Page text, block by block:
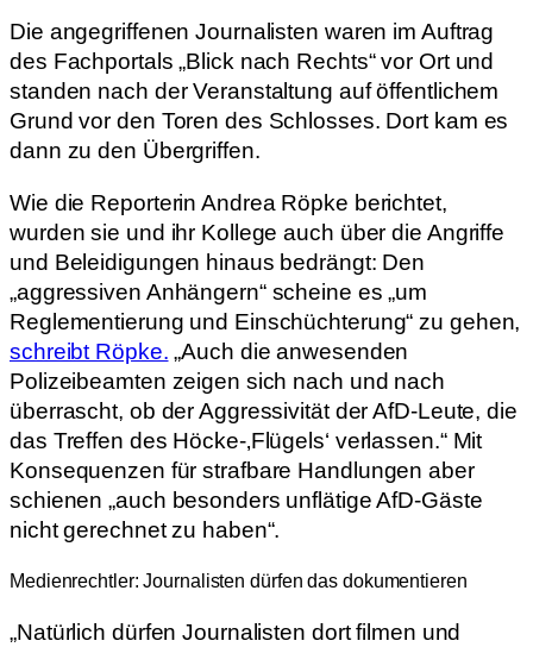
Die angegriffenen Journalisten waren im Auftrag
des Fachportals „Blick nach Rechts“ vor Ort und
standen nach der Veranstaltung auf öffentlichem
Grund vor den Toren des Schlosses. Dort kam es
dann zu den Übergriffen.
Wie die Reporterin Andrea Röpke berichtet,
wurden sie und ihr Kollege auch über die Angriffe
und Beleidigungen hinaus bedrängt: Den
„aggressiven Anhängern“ scheine es „um
Reglementierung und Einschüchterung“ zu gehen,
schreibt Röpke. „Auch die anwesenden
Polizeibeamten zeigen sich nach und nach
überrascht, ob der Aggressivität der AfD-Leute, die
das Treffen des Höcke-‚Flügels‘ verlassen.“ Mit
Konsequenzen für strafbare Handlungen aber
schienen „auch besonders unflätige AfD-Gäste
nicht gerechnet zu haben“.
Medienrechtler: Journalisten dürfen das dokumentieren
„Natürlich dürfen Journalisten dort filmen und